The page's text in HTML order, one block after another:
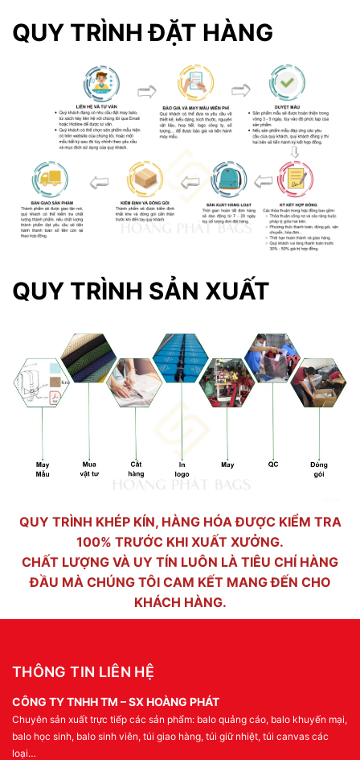
QUY TRÌNH ĐẶT HÀNG
QUY TRÌNH SẢN XUẤT
QUY TRÌNH KHÉP KÍN, HÀNG HÓA ĐƯỢC KIỂM TRA
100% TRƯỚC KHI XUẤT XƯỞNG.
CHẤT LƯỢNG VÀ UY TÍN LUÔN LÀ TIÊU CHÍ HÀNG
ĐẦU MÀ CHÚNG TÔI CAM KẾT MANG ĐẾN CHO
KHÁCH HÀNG.
THÔNG TIN LIÊN HỆ
CÔNG TY TNHH TM – SX HOÀNG PHÁT
Chuyên sản xuất trực tiếp các sản phẩm: balo quảng cáo, balo khuyến mại,
balo học sinh, balo sinh viên, túi giao hàng, túi giữ nhiệt, túi canvas các
loại…